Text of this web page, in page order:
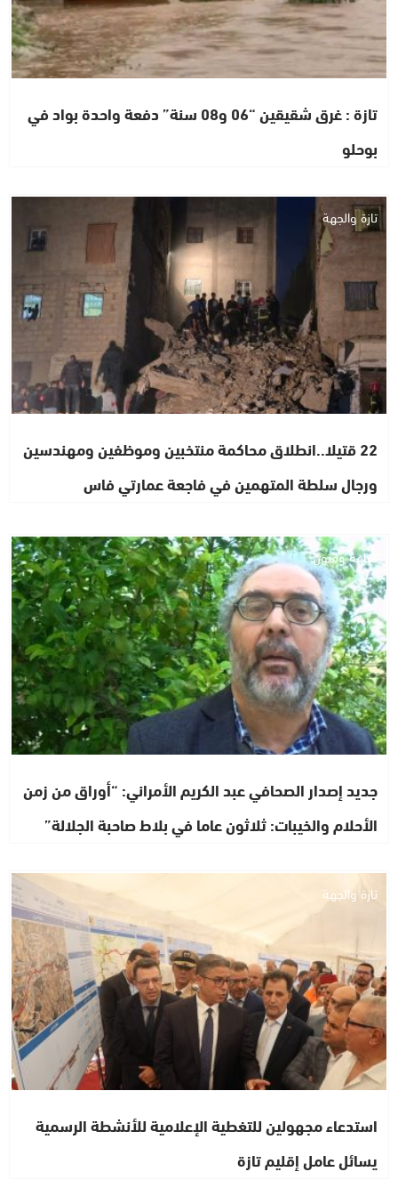
تازة : غرق شقيقين “06 و08 سنة” دفعة واحدة بواد في
بوحلو
تازة والجهة
22 قتيلا..انطلاق محاكمة منتخبين وموظفين ومهندسين
ورجال سلطة المتهمين في فاجعة عمارتي فاس
ثقافة وفنون
جديد إصدار الصحافي عبد الكريم الأمراني: “أوراق من زمن
الأحلام والخيبات: ثلاثون عاما في بلاط صاحبة الجلالة”
تازة والجهة
استدعاء مجهولين للتغطية الإعلامية للأنشطة الرسمية
يسائل عامل إقليم تازة